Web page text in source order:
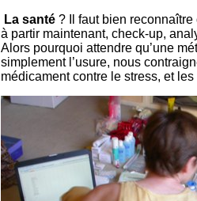
La santé ? Il faut bien reconnaître
à partir maintenant, check-up,
Alors pourquoi attendre qu’une
simplement l’usure, nous
médicament contre le stress, et